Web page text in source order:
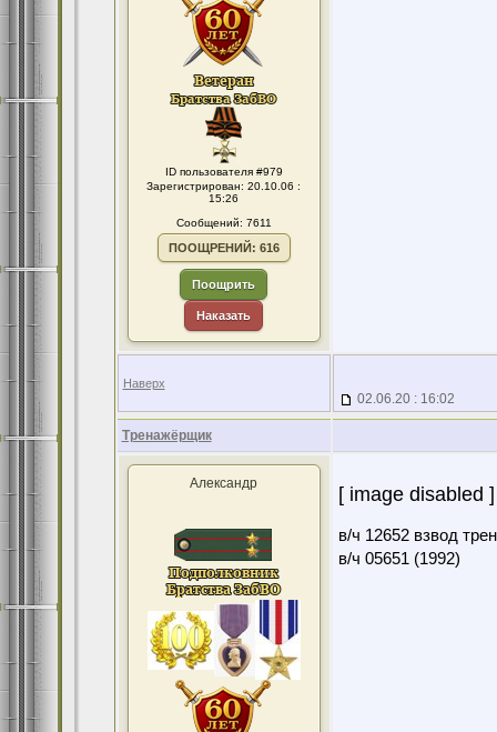
ID пользователя #979
Зарегистрирован: 20.10.06 :
15:26
Сообщений: 7611
ПООЩРЕНИЙ: 616
Поощрить
Наказать
Наверх
02.06.20 : 16:02
Тренажёрщик
Александр [ image disabled ]
в/ч 12652 взвод
в/ч 05651 (1992)